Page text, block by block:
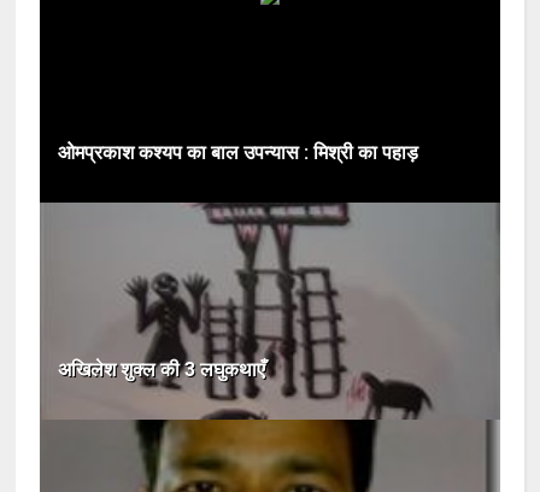
ओमप्रकाश कश्यप का बाल उपन्यास : मिश्री का पहाड़
अखिलेश शुक्ल की 3 लघुकथाएँ